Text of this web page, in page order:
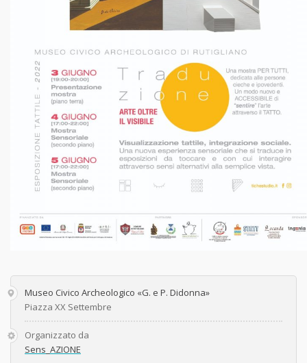
Museo Civico Archeologico «G. e P. Didonna»
Piazza XX Settembre
Organizzato da
Sens_AZIONE